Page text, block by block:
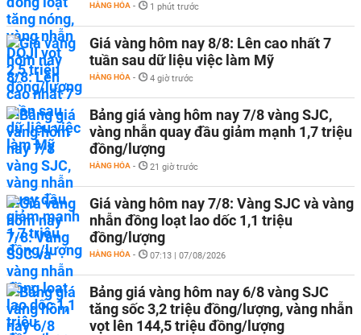
HÀNG HÓA - 1 phút trước
Giá vàng hôm nay 8/8: Lên cao nhất 7
tuần sau dữ liệu việc làm Mỹ
HÀNG HÓA - 4 giờ trước
Bảng giá vàng hôm nay 7/8 vàng SJC,
vàng nhẫn quay đầu giảm mạnh 1,7 triệu
đồng/lượng
HÀNG HÓA - 21 giờ trước
Giá vàng hôm nay 7/8: Vàng SJC và vàng
nhẫn đồng loạt lao dốc 1,1 triệu
đồng/lượng
HÀNG HÓA - 07:13 | 07/08/2026
Bảng giá vàng hôm nay 6/8 vàng SJC
tăng sốc 3,2 triệu đồng/lượng, vàng nhẫn
vọt lên 144,5 triệu đồng/lượng